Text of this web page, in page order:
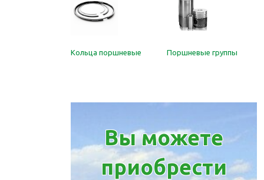
Кольца поршневые Поршневые группы
Вы можете
приобрести